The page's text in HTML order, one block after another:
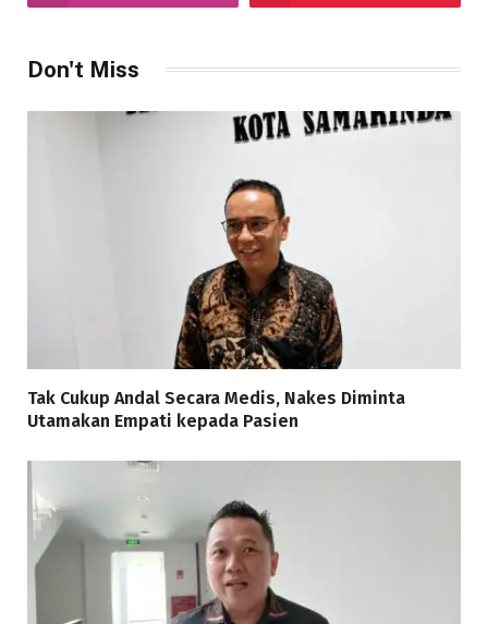
Don't Miss
Tak Cukup Andal Secara Medis, Nakes Diminta
Utamakan Empati kepada Pasien